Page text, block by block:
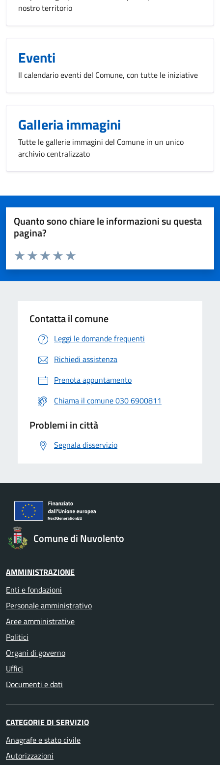
nostro territorio
Eventi
Il calendario eventi del Comune, con tutte le iniziative
Galleria immagini
Tutte le gallerie immagini del Comune in un unico
archivio centralizzato
Quanto sono chiare le informazioni su questa
pagina?
Valuta da 1 a 5 stelle la pagina
Valuta 5 stelle su 5
Valuta 4 stelle su 5
Valuta 3 stelle su 5
Valuta 2 stelle su 5
Valuta 1 stelle su 5
Contatta il comune
Leggi le domande frequenti
Richiedi assistenza
Prenota appuntamento
Chiama il comune 030 6900811
Problemi in città
Segnala disservizio
Comune di Nuvolento
AMMINISTRAZIONE
Enti e fondazioni
Personale amministrativo
Aree amministrative
Politici
Organi di governo
Uffici
Documenti e dati
CATEGORIE DI SERVIZIO
Anagrafe e stato civile
Autorizzazioni